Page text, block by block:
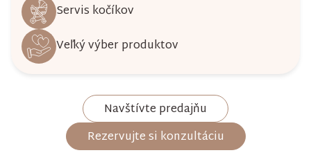
Servis kočíkov
Veľký výber produktov
Navštívte predajňu
Rezervujte si konzultáciu